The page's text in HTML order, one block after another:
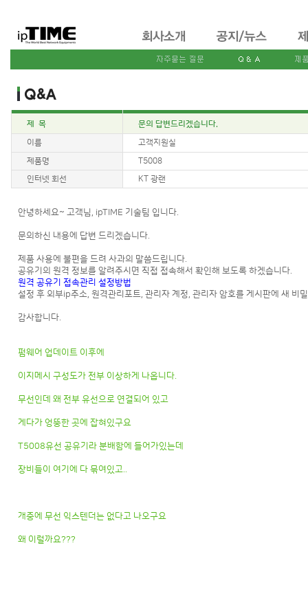
제 목 문의 답변드리겠습니다.
이름 고객지원실
제품명
T5008
인터넷 회선
KT 광랜
안녕하세요~ 고객님, ipTIME 기술팀 입니다.
문의하신 내용에 답변 드리겠습니다.
제품 사용에 불편을 드려 사과의 말씀드립니다.
공유기의 원격 정보를 알려주시면 직접 접속해서 확인해 보도록 하겠습니다.
원격 공유기 접속관리 설정방법
설정 후 외부ip주소, 원격관리포트, 관리자 계정, 관리자 암호를 게시판에 새 비
감사합니다.
펌웨어 업데이트 이후에
이지메시 구성도가 전부 이상하게 나옵니다.
무선인데 왜 전부 유선으로 연결되어 있고
게다가 엉뚱한 곳에 잡혀있구요
T5008유선 공유기라 분배함에 들어가있는데
장비들이 여기에 다 묶여있고..
개중에 무선 익스텐더는 없다고 나오구요
왜 이럴까요???